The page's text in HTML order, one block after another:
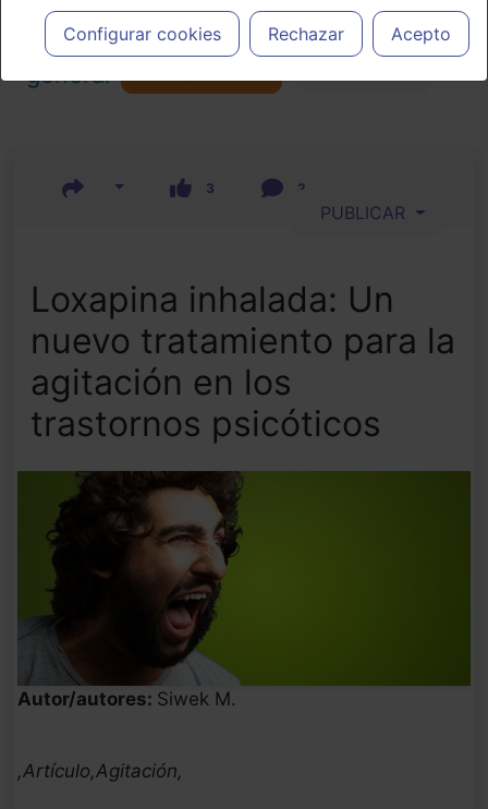
profesionales facultados prescribir medicamentos y decidir, en
cada caso concreto, el tratamiento más adecuado a las
necesidades del paciente.
Configurar cookies Rechazar Acepto
Actualidad y Artículos|Psiquiatría
general
3 2
PUBLICAR
Loxapina inhalada: Un
nuevo tratamiento para la
agitación en los
trastornos psicóticos
Autor/autores: Siwek M.
,Artículo,Agitación,